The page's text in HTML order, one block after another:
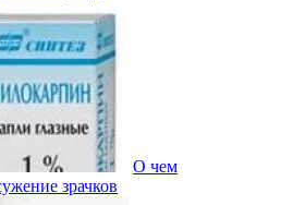
О чем
зрачков